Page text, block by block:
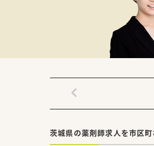
茨城県の薬剤師求人を市区